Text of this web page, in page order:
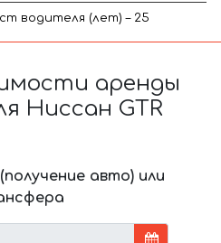
водителя (лет) – 25
аренды
Ниссан GTR
авто) или